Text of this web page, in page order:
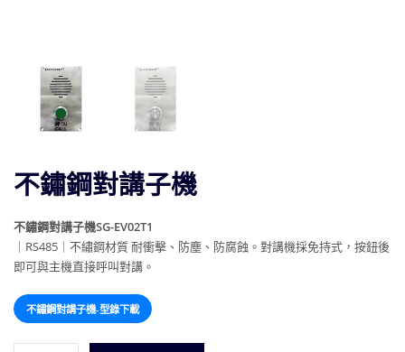
不鏽鋼對講子機
不鏽鋼對講子機SG-EV02T1
｜RS485｜ 不繡鋼材質 耐衝擊、防塵、防腐蝕。對講機採免持式，按鈕後
即可與主機直接呼叫對講。
不鏽鋼對講子機-型錄下載